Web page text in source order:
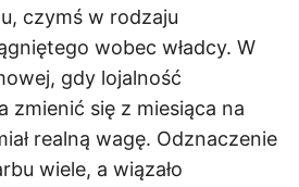
czymś w rodzaju
wobec władcy. W
gdy lojalność
zmienić się z miesiąca na
realną wagę. Odznaczenie
wiele, a wiązało